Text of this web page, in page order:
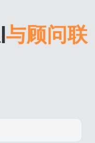
|与顾问联